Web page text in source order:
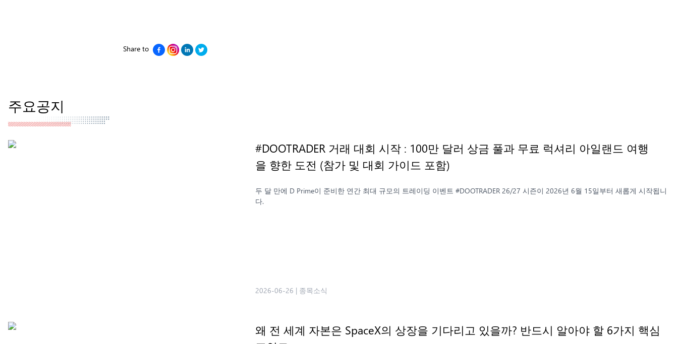
Share to
주요공지
2026-06-26 | 종목소식
#DOOTRADER 거래 대회 시작 : 100만 달러 상금 풀과 무료 럭셔리 아일랜드 여행
을 향한 도전 (참가 및 대회 가이드 포함)
두 달 만에 D Prime이 준비한 연간 최대 규모의 트레이딩 이벤트 #DOOTRADER 26/27 시즌이 2026년 6월 15일부터 새롭게 시작됩니
다.
왜 전 세계 자본은 SpaceX의 상장을 기다리고 있을까? 반드시 알아야 할 6가지 핵심